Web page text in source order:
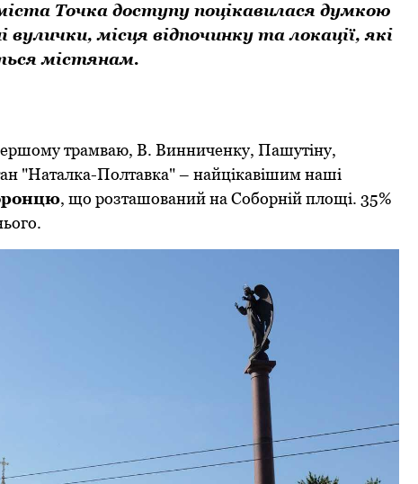
Точка доступу поцікавилася думкою
вулички, місця відпочинку та локації, які
містянам.
трамваю, В. Винниченку, Пашутіну,
"Наталка-Полтавка" – найцікавішим наші
, що розташований на Соборній площі. 35%